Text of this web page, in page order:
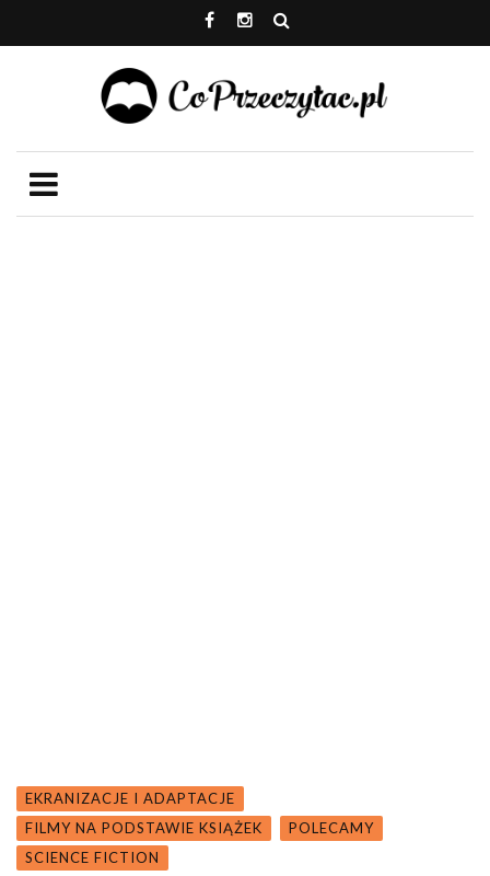
EKRANIZACJE I ADAPTACJE
FILMY NA PODSTAWIE KSIĄŻEK
POLECAMY
SCIENCE FICTION